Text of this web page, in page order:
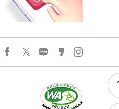
대기환경정보 에코마일리지
페
이
스
트
위
터
네
이
버
그
카
카
오
토
리
인
스
타